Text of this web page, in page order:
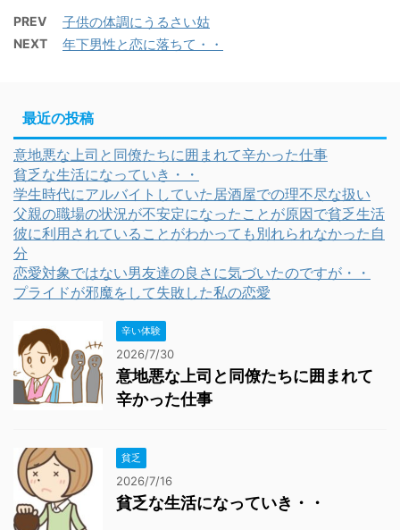
PREV 子供の体調にうるさい姑
NEXT 年下男性と恋に落ちて・・
最近の投稿
意地悪な上司と同僚たちに囲まれて辛かった仕事
貧乏な生活になっていき・・
学生時代にアルバイトしていた居酒屋での理不尽な扱い
父親の職場の状況が不安定になったことが原因で貧乏生活
彼に利用されていることがわかっても別れられなかった自
分
恋愛対象ではない男友達の良さに気づいたのですが・・
プライドが邪魔をして失敗した私の恋愛
辛い体験
2026/7/30
意地悪な上司と同僚たちに囲まれて
辛かった仕事
貧乏
2026/7/16
貧乏な生活になっていき・・